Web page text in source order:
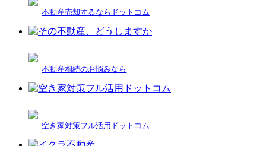
不動産売却するならドットコム
不動産相続のお悩みなら
空き家対策フル活用ドットコム